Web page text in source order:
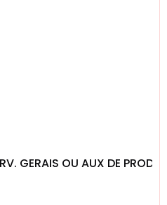
GERAIS OU AUX DE